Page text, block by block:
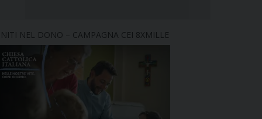
NEL DONO – CAMPAGNA CEI 8XMILLE